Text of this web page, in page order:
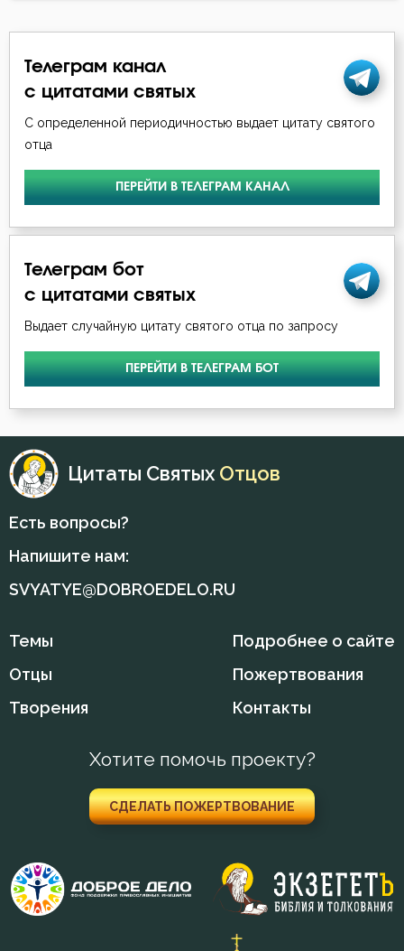
Телеграм канал
с цитатами святых
С определенной периодичностью выдает цитату святого
отца
ПЕРЕЙТИ В ТЕЛЕГРАМ КАНАЛ
Телеграм бот
с цитатами святых
Выдает случайную цитату святого отца по запросу
ПЕРЕЙТИ В ТЕЛЕГРАМ БОТ
Цитаты Святых Отцов
Есть вопросы?
Напишите нам:
SVYATYE@DOBROEDELO.RU
Темы
Отцы
Творения
Подробнее о сайте
Пожертвования
Контакты
Хотите помочь проекту?
СДЕЛАТЬ ПОЖЕРТВОВАНИЕ